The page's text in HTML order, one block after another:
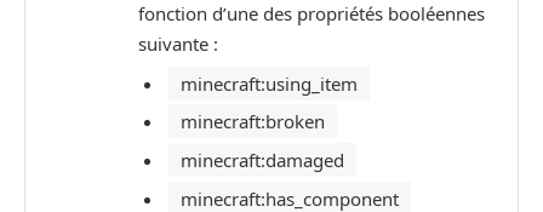
fonction d’une des propriétés booléennes
suivante :
minecraft:using_item
minecraft:broken
minecraft:damaged
minecraft:has_component